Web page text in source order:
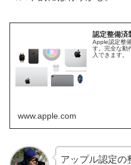
認定整備済
Apple認定整
す。完全な動
入できます。
www.apple.com
アップル認定の